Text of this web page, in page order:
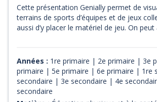
Cette présentation Genially permet de
terrains de sports d’équipes et de jeux
aussi d’y placer le matériel de jeu. On peut
Années : 1re primaire | 2e primaire | 3e
primaire | 5e primaire | 6e primaire | 1re
secondaire | 3e secondaire | 4e
secondaire